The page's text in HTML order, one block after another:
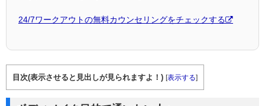
24/7ワークアウトの無料カウンセリングをチェックする
目次(表示させると見出しが見られますよ！) [表示する]